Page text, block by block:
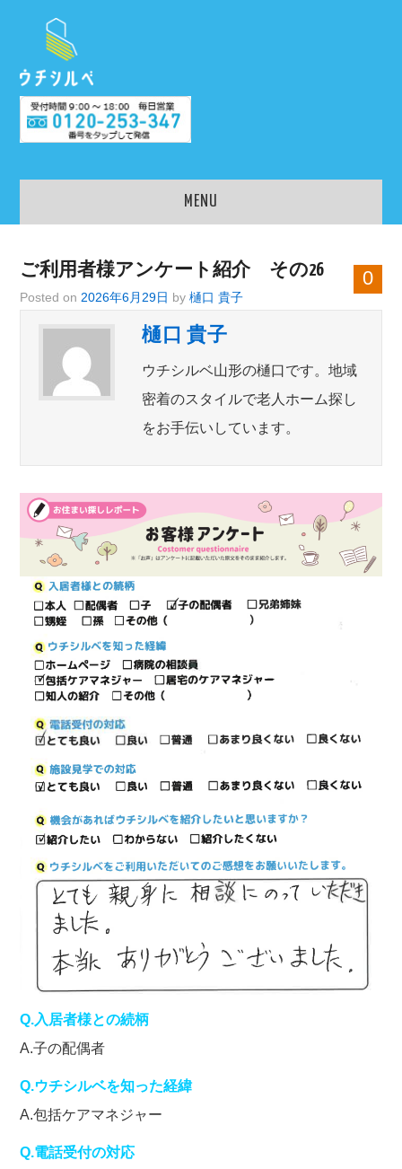
MENU
チシルベ
老人ホームを検索
0
ご利用者様アンケート紹介 その26
Posted on 2026年6月29日 by樋口 貴子
樋口 貴子
ウチシルベ山形の樋口です。地域
密着のスタイルで老人ホーム探し
をお手伝いしています。
Q.入居者様との続柄
A.子の配偶者
Q.ウチシルベを知った経緯
A.包括ケアマネジャー
Q.電話受付の対応